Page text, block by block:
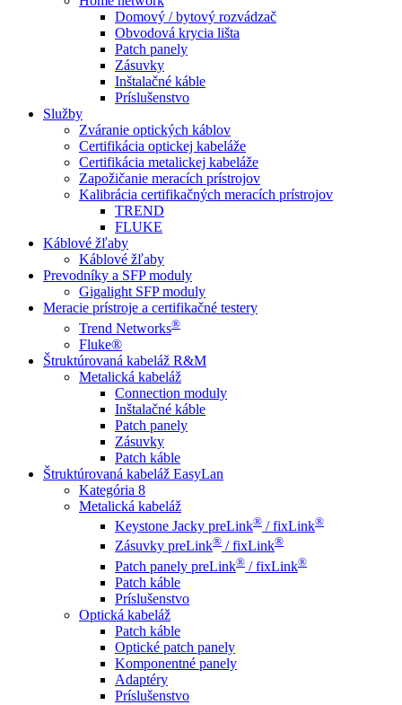
Domový / bytový rozvádzač
Obvodová krycia lišta
Patch panely
Zásuvky
Inštalačné káble
Príslušenstvo
Služby
Zváranie optických káblov
Certifikácia optickej kabeláže
Certifikácia metalickej kabeláže
Zapožičanie meracích prístrojov
Kalibrácia certifikačných meracích prístrojov
TREND
FLUKE
Káblové žľaby
Káblové žľaby
Prevodníky a SFP moduly
Gigalight SFP moduly
Meracie prístroje a certifikačné testery
Trend Networks®
Fluke®
Štruktúrovaná kabeláž R&M
Metalická kabeláž
Connection moduly
Inštalačné káble
Patch panely
Zásuvky
Patch káble
Štruktúrovaná kabeláž EasyLan
Kategória 8
Metalická kabeláž
Keystone Jacky preLink® / fixLink®
Zásuvky preLink® / fixLink®
Patch panely preLink® / fixLink®
Patch káble
Príslušenstvo
Optická kabeláž
Patch káble
Optické patch panely
Komponentné panely
Adaptéry
Príslušenstvo